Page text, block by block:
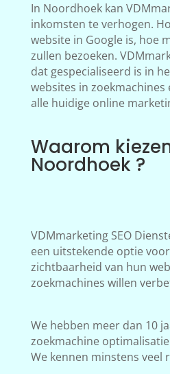
In Noordhoek kan
inkomsten te verhogen.
website in Google is, hoe
zullen bezoeken.
dat gespecialiseerd is in
websites in
alle huidige online
Waarom
Noordhoek ?
VDMmarketing SEO
een uitstekende optie
zichtbaarheid van hun
zoekmachines willen
We hebben meer dan 10
zoekmachine
We kennen minstens veel